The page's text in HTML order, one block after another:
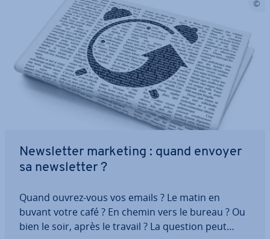
News­let­ter marketing : quand envoyer
sa news­let­ter ?
Quand ouvrez-vous vos emails ? Le matin en
buvant votre café ? En chemin vers le bureau ? Ou
bien le soir, après le travail ? La question peut